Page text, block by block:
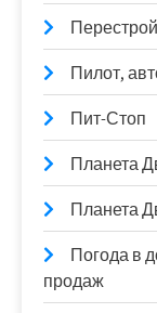
Пилот,
Пит-Стоп
Планета
Планета
Погода в
продаж